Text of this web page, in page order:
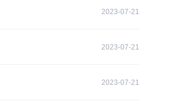
2023-07-21
2023-07-21
2023-07-21